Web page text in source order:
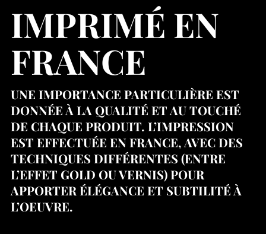
IMPRIMÉ EN
FRANCE
UNE IMPORTANCE PARTICULIÈRE EST
DONNÉE À LA QUALITÉ ET AU TOUCHÉ
DE CHAQUE PRODUIT. L’IMPRESSION
EST EFFECTUÉE EN FRANCE, AVEC DES
TECHNIQUES DIFFÉRENTES (ENTRE
L’EFFET GOLD OU VERNIS) POUR
APPORTER ÉLÉGANCE ET SUBTILITÉ À
L’OEUVRE.